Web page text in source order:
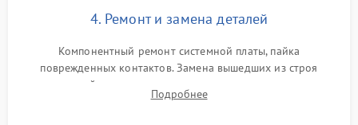
4. Ремонт и замена деталей
Компонентный ремонт системной платы, пайка
поврежденных контактов. Замена вышедших из строя
двигателей, изношенного аккумулятора, неисправного
лидара или помпы подачи воды. Восстановление шлейфов и
Подробнее